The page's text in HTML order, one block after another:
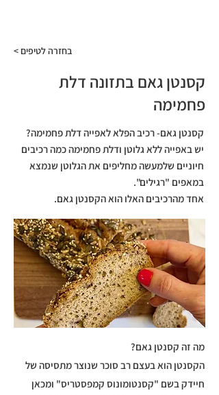
< בחזרה לטיפים
קסנטן גאם בתזונה דלת
פחמימה
קסנטן גאם- רכיב הפלא לאפייה דלת פחמימה?
יש באפייה ללא גלוטן ודלת פחמימה כמה רכיבים
חיוניים שלמעשה מחליפים את הגלוטן שנמצא
במאפים "רגילים".
אחד מהרכיבים האלו הוא הקסנטן גאם.
מה זה קסנטן גאם?
הקסנטן הוא בעצם רב סוכר שנוצר מתסיסה של
חיידק בשם "קסנטומונוס קמפסטריס" ומכאן